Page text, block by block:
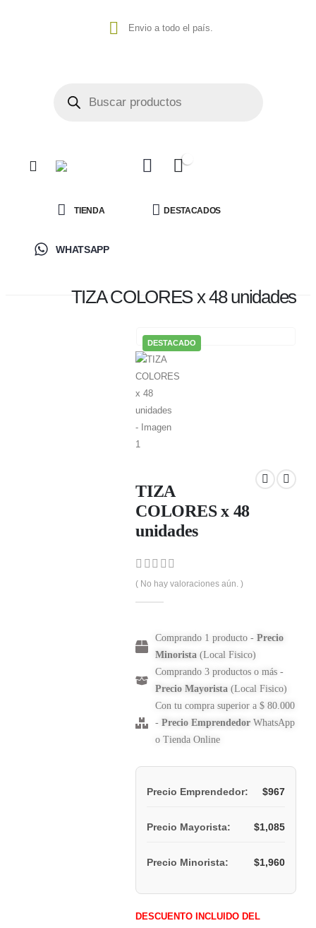
Envio a todo el país.
TIENDA DESTACADOS
WHATSAPP
TIZA COLORES x 48 unidades
DESTACADO
TIZA
COLORES x 48
unidades
0out of 5
( No hay valoraciones aún. )
Comprando 1 producto - Precio
Minorista (Local Fisico)
Comprando 3 productos o más -
Precio Mayorista (Local Fisico)
Con tu compra superior a $ 80.000
- Precio EmprendedorWhatsApp
o Tienda Online
Precio Emprendedor: $967
Precio Mayorista: $1,085
Precio Minorista: $1,960
DESCUENTO INCLUIDO DEL